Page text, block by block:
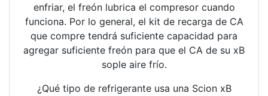
enfriar, el freón lubrica el compresor cuando
funciona. Por lo general, el kit de recarga de CA
que compre tendrá suficiente capacidad para
agregar suficiente freón para que el CA de su xB
sople aire frío.
¿Qué tipo de refrigerante usa una Scion xB